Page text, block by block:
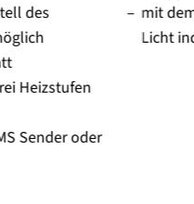
des
Heizstufen
Sender oder
mit
Licht